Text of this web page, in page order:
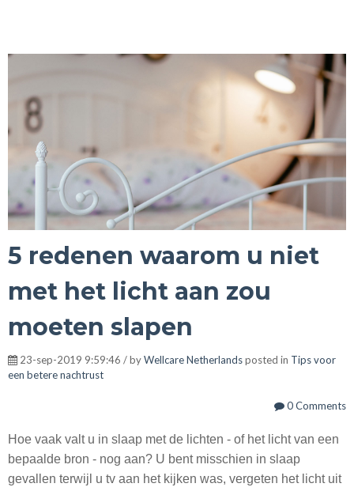
5 redenen waarom u niet
met het licht aan zou
moeten slapen
23-sep-2019 9:59:46 / byWellcare Netherlandsposted in Tips voor
een betere nachtrust
0 Comments
Hoe vaak valt u in slaap met de lichten - of het licht van een
bepaalde bron - nog aan? U bent misschien in slaap
gevallen terwijl u tv aan het kijken was, vergeten het licht uit